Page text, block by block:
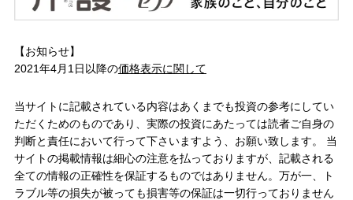
【お知らせ】
2021年4月1日以降の価格表示に関して
当サイトに記載されている内容はあくまでも投資の参考にしてい
ただくためのものであり、実際の投資にあたっては読者ご自身の
判断と責任において行って下さいますよう、お願い致します。 当
サイトの掲載情報は細心の注意を払っておりますが、記載される
全ての情報の正確性を保証するものではありません。万が一、ト
ラブル等の損失が被っても損害等の保証は一切行っておりません